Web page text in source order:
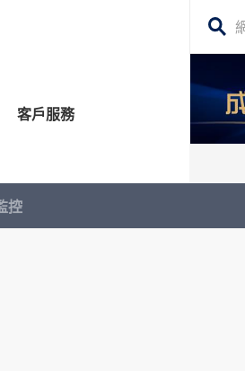
客戶服務
搜
網
內
控